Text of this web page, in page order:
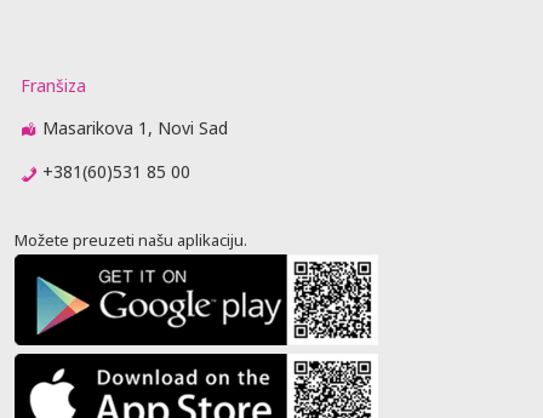
Franšiza
Masarikova 1, Novi Sad
+381(60)531 85 00
Možete preuzeti našu aplikaciju.